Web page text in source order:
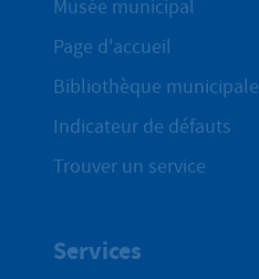
Musée municipal
Page d'accueil
Bibliothèque municipale
Indicateur de défauts
Trouver un service
Services